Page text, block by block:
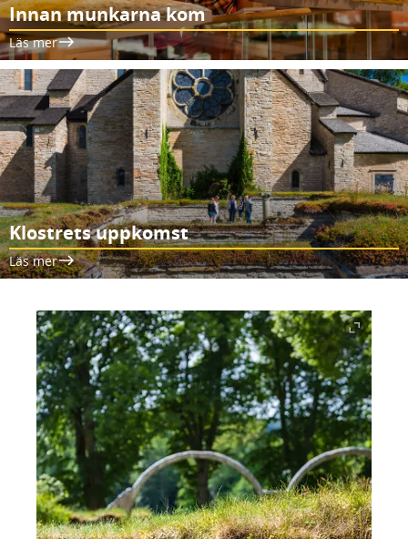
Innan munkarna kom
Läs mer
Klostrets uppkomst
Läs mer